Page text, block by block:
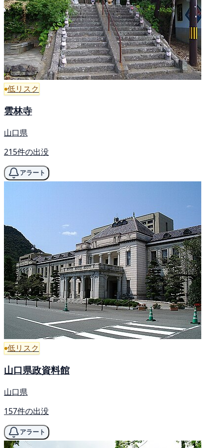
低リスク
雲林寺
山口県
215件の出没
アラート
低リスク
山口県政資料館
山口県
157件の出没
アラート